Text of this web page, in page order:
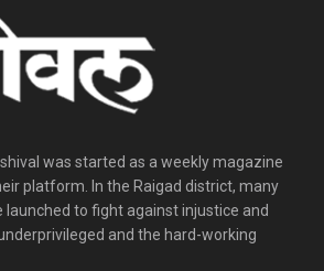
was started as a weekly magazine
platform. In the Raigad district, many
to fight against injustice and
and the hard-working